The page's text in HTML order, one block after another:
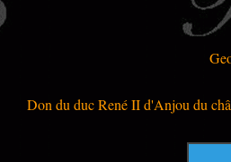
Don du duc René II d'Anjou du